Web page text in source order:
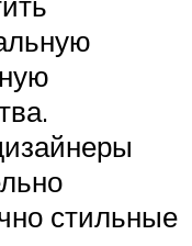
стильные